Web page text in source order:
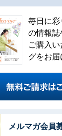
毎日に
の情報誌
ご購入
グをお届
メルマガ会員